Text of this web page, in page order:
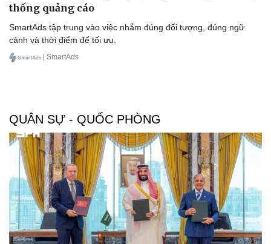
thống quảng cáo
SmartAds tập trung vào việc nhắm đúng đối tượng, đúng ngữ
cảnh và thời điểm để tối ưu.
| SmartAds
QUÂN SỰ - QUỐC PHÒNG